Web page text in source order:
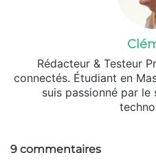
Rédacteur & Testeur
connectés. Étudiant en
suis passionné par
9 commentaires